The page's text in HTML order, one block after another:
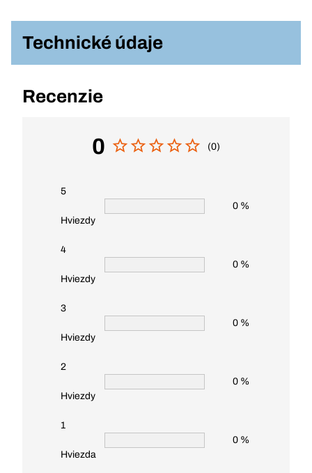
Technické údaje
Recenzie
0 (0)
5
Hviezdy
0 %
4
Hviezdy
0 %
3
Hviezdy
0 %
2
Hviezdy
0 %
1
Hviezda
0 %